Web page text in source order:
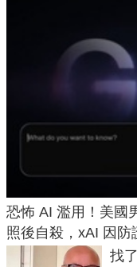
恐怖 AI 濫用！美國
照後自殺，xAI 因
找